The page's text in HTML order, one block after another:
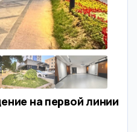
на первой линии